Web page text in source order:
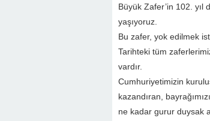
Büyük Zafer’in 102.
yaşıyoruz.
Bu zafer, yok edilmek
Tarihteki tüm
vardır.
Cumhuriyetimizin
kazandıran,
ne kadar gurur duysak